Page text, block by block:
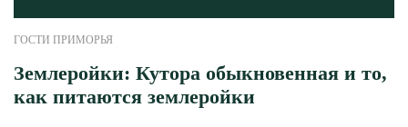
ГОСТИ ПРИМОРЬЯ
Землеройки: Кутора обыкновенная и то,
как питаются землеройки